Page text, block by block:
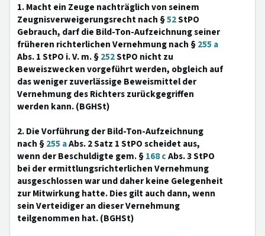
1. Macht ein Zeuge nachträglich von seinem
Zeugnisverweigerungsrecht nach §52StPO
Gebrauch, darf die Bild-Ton-Aufzeichnung seiner
früheren richterlichen Vernehmung nach §255 a
Abs. 1 StPO i. V. m. §252StPO nicht zu
Beweiszwecken vorgeführt werden, obgleich auf
das weniger zuverlässige Beweismittel der
Vernehmung des Richters zurückgegriffen
werden kann. (BGHSt)
2. Die Vorführung der Bild-Ton-Aufzeichnung
nach §255 aAbs. 2 Satz 1 StPO scheidet aus,
wenn der Beschuldigte gem. §168 cAbs. 3 StPO
bei der ermittlungsrichterlichen Vernehmung
ausgeschlossen war und daher keine Gelegenheit
zur Mitwirkung hatte. Dies gilt auch dann, wenn
sein Verteidiger an dieser Vernehmung
teilgenommen hat. (BGHSt)